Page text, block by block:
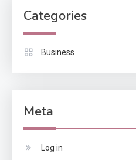
Categories
Business
Meta
Log in